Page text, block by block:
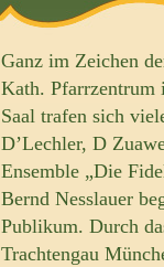
Ganz im Zeichen
Kath. Pfarrzentrum
Saal trafen sich
D’Lechler, D
Ensemble „Die
Bernd Nesslauer
Publikum. Durch
Trachtengau